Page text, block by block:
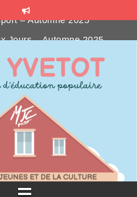
CLUB : le bar associatif
pour les bénévoles
Party à la MJC
– Automne 2025